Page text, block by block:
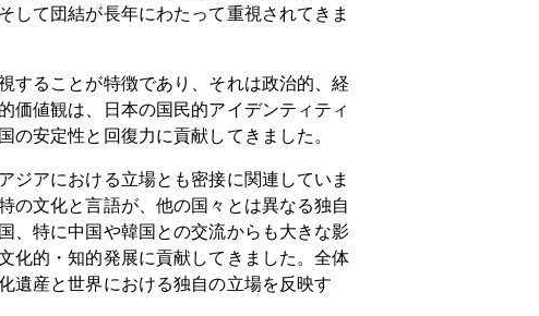
して団結が長年にわたって重視されてきま
することが特徴であり、それは政治的、経
価値観は、日本の国民的アイデンティティ
安定性と回復力に貢献してきました。
ジアにおける立場とも密接に関連していま
の文化と言語が、他の国々とは異なる独自
、特に中国や韓国との交流からも大きな影
化的・知的発展に貢献してきました。全体
遺産と世界における独自の立場を反映す